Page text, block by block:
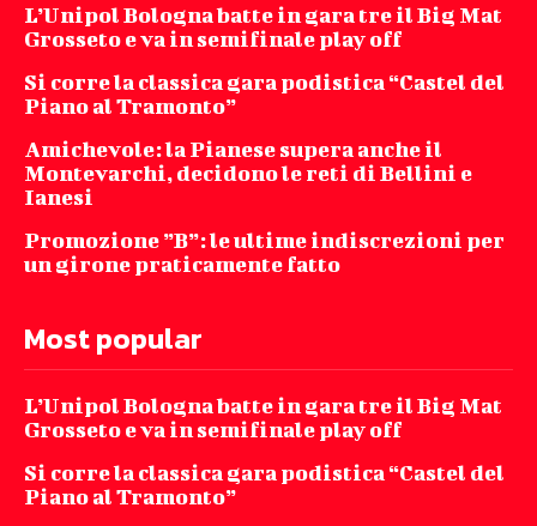
L’Unipol Bologna batte in gara tre il Big Mat
Grosseto e va in semifinale play off
Si corre la classica gara podistica “Castel del
Piano al Tramonto”
Amichevole: la Pianese supera anche il
Montevarchi, decidono le reti di Bellini e
Ianesi
Promozione ”B”: le ultime indiscrezioni per
un girone praticamente fatto
Most popular
L’Unipol Bologna batte in gara tre il Big Mat
Grosseto e va in semifinale play off
Si corre la classica gara podistica “Castel del
Piano al Tramonto”